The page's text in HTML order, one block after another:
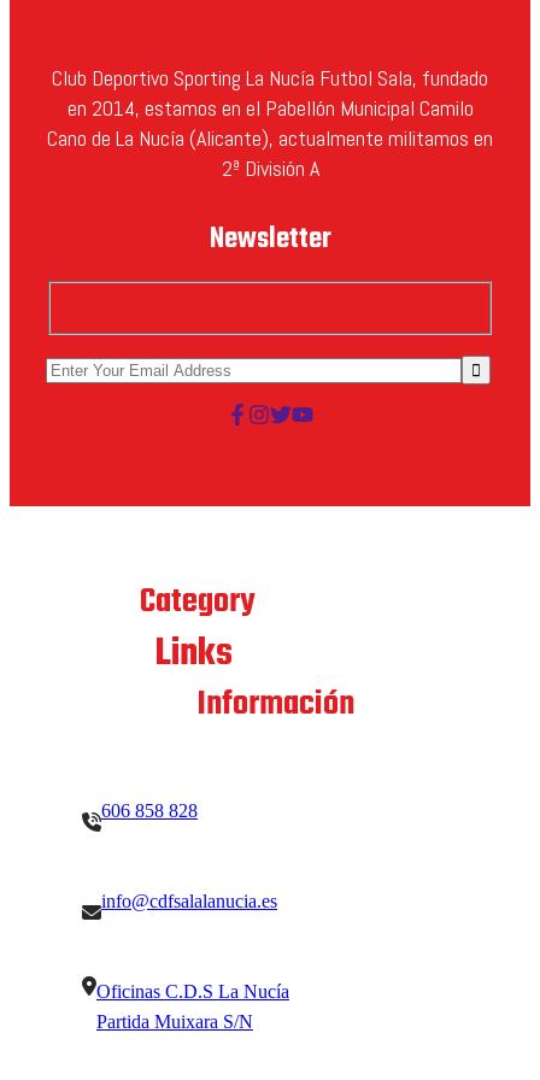
Club Deportivo Sporting La Nucía Futbol Sala, fundado
en 2014, estamos en el Pabellón Municipal Camilo
Cano de La Nucía (Alicante), actualmente militamos en
2ª División A
Newsletter
Category
Links
Información
606 858 828
info@cdfsalalanucia.es
Oficinas C.D.S La Nucía
Partida Muixara S/N